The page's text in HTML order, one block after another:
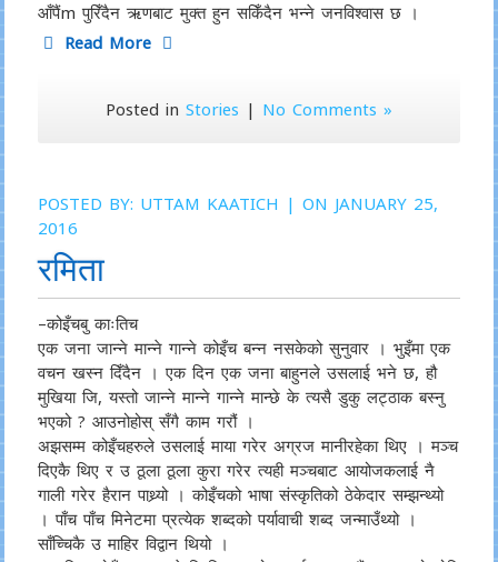
आँपैंm पुरिँदैन ऋणबाट मुक्त हुन सकिँदैन भन्ने जनविश्वास छ ।
Read More
Posted in Stories | No Comments »
POSTED BY: UTTAM KAATICH | ON JANUARY 25,
2016
रमिता
–कोइँचबु काःतिच
एक जना जान्ने मान्ने गान्ने कोइँच बन्न नसकेको सुनुवार । भुइँमा एक
वचन खस्न दिँदैन । एक दिन एक जना बाहुनले उसलाई भने छ, हौ
मुखिया जि, यस्तो जान्ने मान्ने गान्ने मान्छे के त्यसै डुकु लट्ठाक बस्नु
भएको ? आउनोहोस् सँगै काम गरौं ।
अझसम्म कोइँचहरुले उसलाई माया गरेर अग्रज मानीरहेका थिए । मञ्च
दिएकै थिए र उ ठूला ठूला कुरा गरेर त्यही मञ्चबाट आयोजकलाई नै
गाली गरेर हैरान पाथ्र्यो । कोइँचको भाषा संस्कृतिको ठेकेदार सम्झन्थ्यो
। पाँच पाँच मिनेटमा प्रत्येक शब्दको पर्यावाची शब्द जन्माउँथ्यो ।
साँच्चिकै उ माहिर विद्वान थियो ।